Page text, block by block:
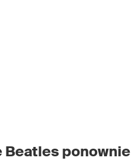
Beatles ponownie